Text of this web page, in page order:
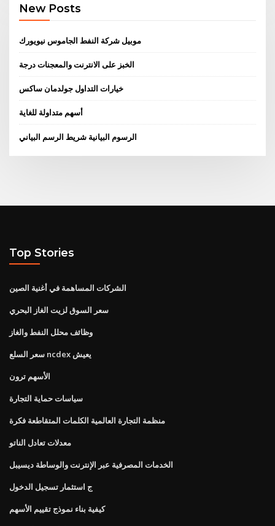
New Posts
موبيل شركة النفط الجاموس نيويورك
الخبز على الانترنت والمعجنات درجة
خيارات التداول جولدمان ساكس
أسهم متداولة للغاية
الرسوم البيانية شريط الرسم البياني
Top Stories
الشركات المساهمة في أغنية الصين
سعر السوق لزيت الغاز البحري
وظائف محلل النفط والغاز
سعر السلع ncdex يعيش
الأسهم ترون
سياسات حماية التجارة
منظمة التجارة العالمية الكلمات المتقاطعة فكرة
معدلات تعادل الناتو
الخدمات المصرفية عبر الإنترنت والوساطة ديسيبل
ج استثمار تسجيل الدخول
كيفية بناء نموذج تقييم الأسهم